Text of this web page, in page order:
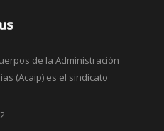
de la Administración
(Acaip) es el sindicato